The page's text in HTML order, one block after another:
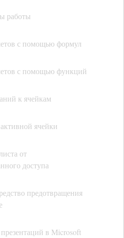
работы
с помощью формул
с помощью функций
к ячейкам
ячейки
от
доступа
предотвращения
в Microsoft